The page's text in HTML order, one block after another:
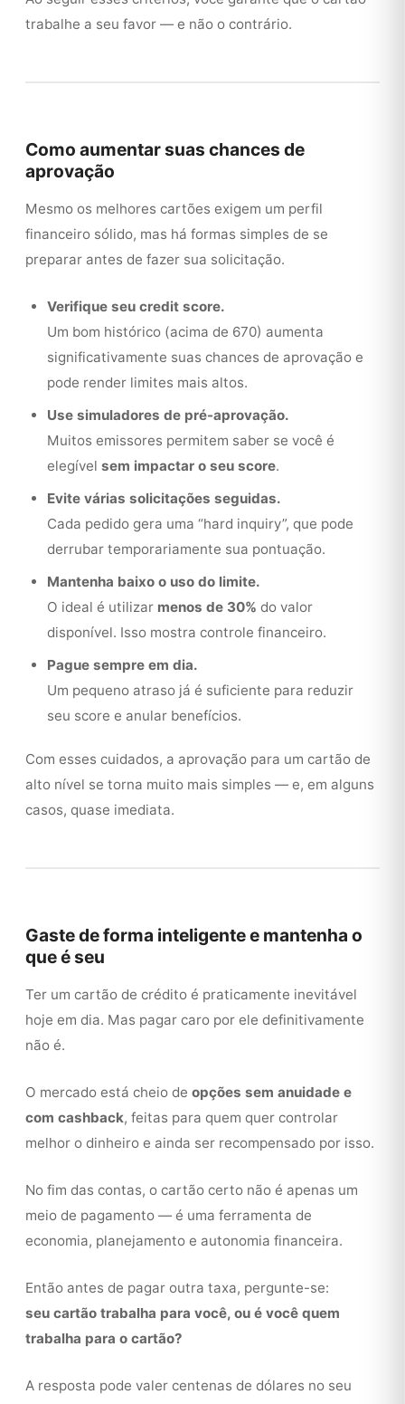
trabalhe a seu favor — e não o contrário.
Como aumentar suas chances de
aprovação
Mesmo os melhores cartões exigem um perfil
financeiro sólido, mas há formas simples de se
preparar antes de fazer sua solicitação.
Verifique seu credit score.
Um bom histórico (acima de 670) aumenta
significativamente suas chances de aprovação e
pode render limites mais altos.
Use simuladores de pré-aprovação.
Muitos emissores permitem saber se você é
elegível sem impactar o seu score.
Evite várias solicitações seguidas.
Cada pedido gera uma “hard inquiry”, que pode
derrubar temporariamente sua pontuação.
Mantenha baixo o uso do limite.
O ideal é utilizar menos de 30% do valor
disponível. Isso mostra controle financeiro.
Pague sempre em dia.
Um pequeno atraso já é suficiente para reduzir
seu score e anular benefícios.
Com esses cuidados, a aprovação para um cartão de
alto nível se torna muito mais simples — e, em alguns
casos, quase imediata.
Gaste de forma inteligente e mantenha o
que é seu
Ter um cartão de crédito é praticamente inevitável
hoje em dia. Mas pagar caro por ele definitivamente
não é.
O mercado está cheio de opções sem anuidade e
com cashback, feitas para quem quer controlar
melhor o dinheiro e ainda ser recompensado por isso.
No fim das contas, o cartão certo não é apenas um
meio de pagamento — é uma ferramenta de
economia, planejamento e autonomia financeira.
Então antes de pagar outra taxa, pergunte-se:
seu cartão trabalha para você, ou é você quem
trabalha para o cartão?
A resposta pode valer centenas de dólares no seu